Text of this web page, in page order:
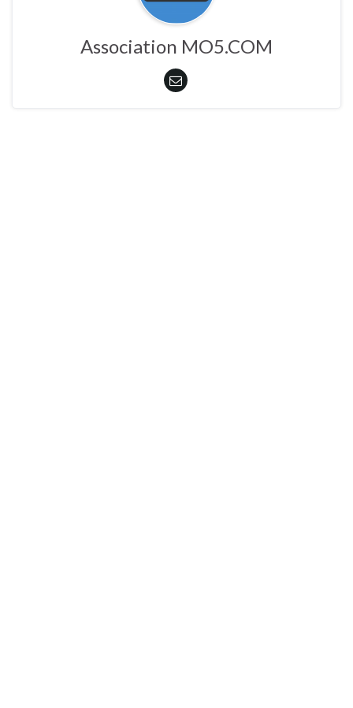
Association MO5.COM